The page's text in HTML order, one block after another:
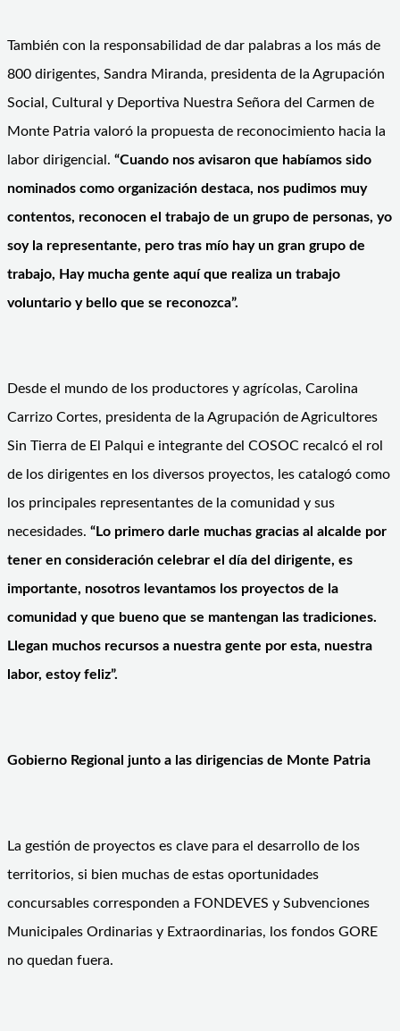
También con la responsabilidad de dar palabras a los más de
800 dirigentes, Sandra Miranda, presidenta de la Agrupación
Social, Cultural y Deportiva Nuestra Señora del Carmen de
Monte Patria valoró la propuesta de reconocimiento hacia la
labor dirigencial. “Cuando nos avisaron que habíamos sido
nominados como organización destaca, nos pudimos muy
contentos, reconocen el trabajo de un grupo de personas, yo
soy la representante, pero tras mío hay un gran grupo de
trabajo, Hay mucha gente aquí que realiza un trabajo
voluntario y bello que se reconozca”.
Desde el mundo de los productores y agrícolas, Carolina
Carrizo Cortes, presidenta de la Agrupación de Agricultores
Sin Tierra de El Palqui e integrante del COSOC recalcó el rol
de los dirigentes en los diversos proyectos, les catalogó como
los principales representantes de la comunidad y sus
necesidades. “Lo primero darle muchas gracias al alcalde por
tener en consideración celebrar el día del dirigente, es
importante, nosotros levantamos los proyectos de la
comunidad y que bueno que se mantengan las tradiciones.
Llegan muchos recursos a nuestra gente por esta, nuestra
labor, estoy feliz”.
Gobierno Regional junto a las dirigencias de Monte Patria
La gestión de proyectos es clave para el desarrollo de los
territorios, si bien muchas de estas oportunidades
concursables corresponden a FONDEVES y Subvenciones
Municipales Ordinarias y Extraordinarias, los fondos GORE
no quedan fuera.